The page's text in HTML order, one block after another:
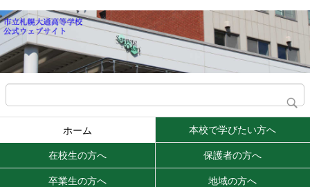
ホーム 本校で学びたい方へ
在校生の方へ 保護者の方へ
卒業生の方へ 地域の方へ